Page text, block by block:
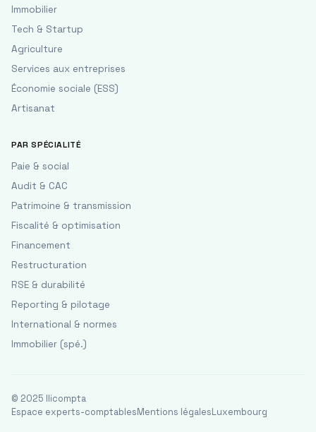
Immobilier
Tech & Startup
Agriculture
Services aux entreprises
Économie sociale (ESS)
Artisanat
PAR SPÉCIALITÉ
Paie & social
Audit & CAC
Patrimoine & transmission
Fiscalité & optimisation
Financement
Restructuration
RSE & durabilité
Reporting & pilotage
International & normes
Immobilier (spé.)
© 2025 Ilicompta
Espace experts-comptablesMentions légalesLuxembourg